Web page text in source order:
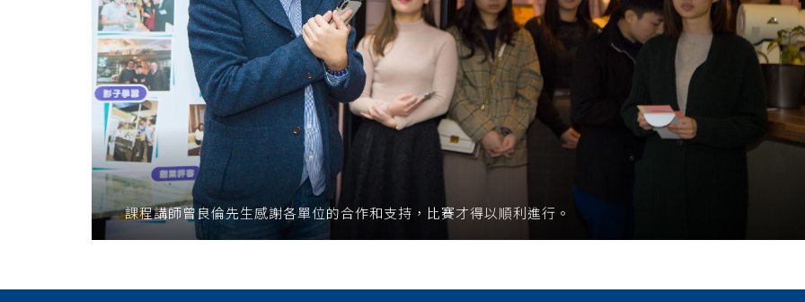
課程講師曾良倫先生感謝各單位的合作和支持，比賽才得以順利進行。